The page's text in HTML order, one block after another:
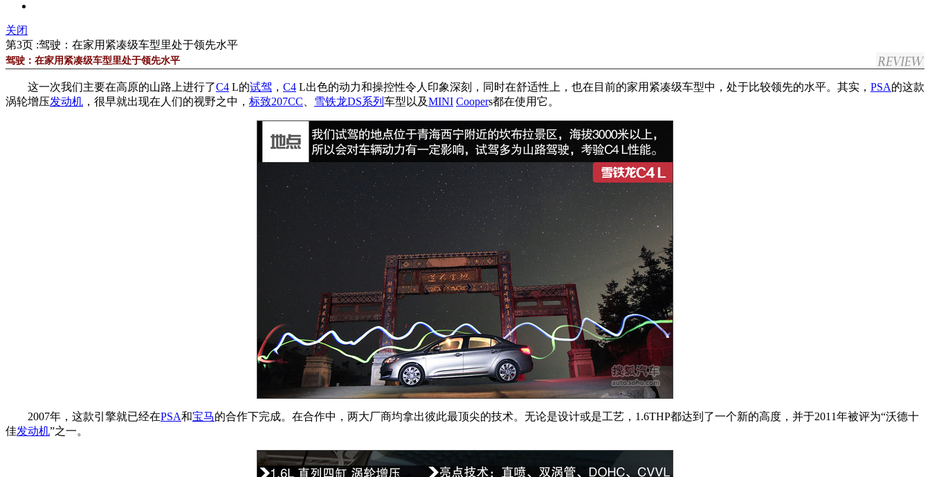
关闭
第3页 :驾驶：在家用紧凑级车型里处于领先水平
驾驶：在家用紧凑级车型里处于领先水平
这一次我们主要在高原的山路上进行了C4 L的试驾 ， C4 L出色的动力和操控性令人印象深刻，同时在舒适性上，也在目前的家用紧凑级车型中，处于比较领先的水平。其实， PSA的这款
涡轮增压发动机 ，很早就出现在人们的视野之中， 标致207CC 雪铁龙DS系列 车型以及MINI Coopers都在使用它。
2007年，这款引擎就已经在PSA和宝马的合作下完成。在合作中，两大厂商均拿出彼此最顶尖的技术。无论是设计或是工艺，1.6THP都达到了一个新的高度，并于2011年被评为“沃德十
佳发动机”之一。